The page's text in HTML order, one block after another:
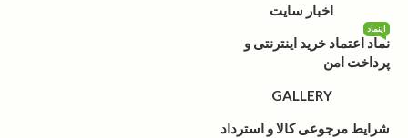
اخبار سایت
نماد اعتماد خرید اینترنتی و
پرداخت امن
اینماد
GALLERY
شرایط مرجوعی کالا و استرداد